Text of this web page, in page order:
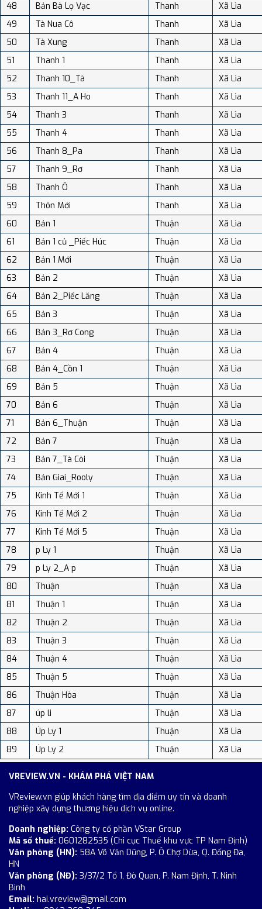
48
Bản Bà Lọ Vạc Thanh
Xã Lìa
49
Tà Nua Cô Thanh
Xã Lìa
50
Tà Xung Thanh
Xã Lìa
51
Thanh 1 Thanh
Xã Lìa
52
Thanh 10_Tà Thanh
Xã Lìa
53
Thanh 11_A Ho Thanh
Xã Lìa
54
Thanh 3 Thanh
Xã Lìa
55
Thanh 4 Thanh
Xã Lìa
56
Thanh 8_Pa Thanh
Xã Lìa
57
Thanh 9_Rơ Thanh
Xã Lìa
58
Thanh Ô Thanh
Xã Lìa
59
Thôn Mới Thanh
Xã Lìa
60
Bản 1 Thuận
Xã Lìa
61
Bản 1 củ _Piếc Húc Thuận
Xã Lìa
62
Bản 1 Mới Thuận
Xã Lìa
63
Bản 2 Thuận
Xã Lìa
64
Bản 2_Piếc Lăng Thuận
Xã Lìa
65
Bản 3 Thuận
Xã Lìa
66
Bản 3_Rơ Cong Thuận
Xã Lìa
67
Bản 4 Thuận
Xã Lìa
68
Bản 4_Cồn 1 Thuận
Xã Lìa
69
Bản 5 Thuận
Xã Lìa
70
Bản 6 Thuận
Xã Lìa
71
Bản 6_Thuận Thuận
Xã Lìa
72
Bản 7 Thuận
Xã Lìa
73
Bản 7_Tà Còi Thuận
Xã Lìa
74
Bản Giai_Rooly Thuận
Xã Lìa
75
Kinh Tế Mới 1 Thuận
Xã Lìa
76
Kinh Tế Mới 2 Thuận
Xã Lìa
77
Kinh Tế Mới 5 Thuận
Xã Lìa
78
p Ly 1 Thuận
Xã Lìa
79
p Ly 2_A p Thuận
Xã Lìa
80
Thuận Thuận
Xã Lìa
81
Thuận 1 Thuận
Xã Lìa
82
Thuận 2 Thuận
Xã Lìa
83
Thuận 3 Thuận
Xã Lìa
84
Thuận 4 Thuận
Xã Lìa
85
Thuận 5 Thuận
Xã Lìa
86
Thuận Hòa Thuận
Xã Lìa
87
úp li Thuận
Xã Lìa
88
Úp Ly 1 Thuận
Xã Lìa
89
Úp Ly 2 Thuận Xã Lìa
VREVIEW.VN - KHÁM PHÁ VIỆT NAM
VReview.vn giúp khách hàng tìm địa điểm uy tín và doanh
nghiệp xây dựng thương hiệu dịch vụ online.
Doanh nghiệp: Công ty cổ phần VStar Group
Mã số thuế: 0601282535 (Chi cục Thuế khu vực TP Nam Định)
Văn phòng (HN): 58A Võ Văn Dũng, P. Ô Chợ Dừa, Q. Đống Đa,
HN
Văn phòng (NĐ): 3/37/2 Tổ 1, Đò Quan, P. Nam Định, T. Ninh
Bình
Email: hai.vreview@gmail.com